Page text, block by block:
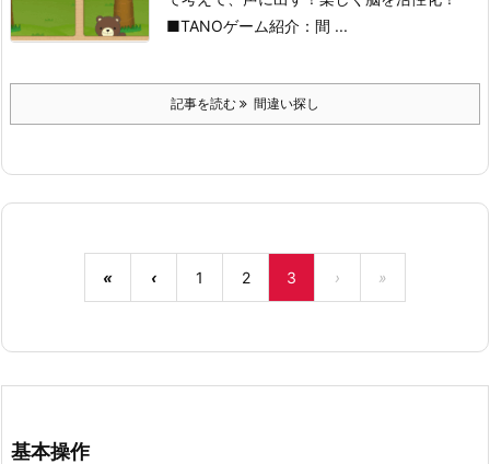
■TANOゲーム紹介：間 ...
記事を読む 間違い探し
« ‹ 1 2 3 › »
基本操作